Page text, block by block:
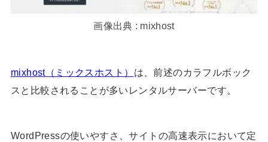
画像出典 : mixhost
mixhost（ミックスホスト） は、前述のカラフルボック
スと比較されることが多いレンタルサーバーです。
WordPressの使いやすさ、サイトの高速表示において定